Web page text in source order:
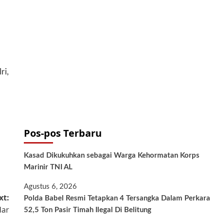
Pos-pos Terbaru
Kasad Dikukuhkan sebagai Warga Kehormatan Korps
Marinir TNI AL
Agustus 6, 2026
Polda Babel Resmi Tetapkan 4 Tersangka Dalam Perkara
52,5 Ton Pasir Timah Ilegal Di Belitung